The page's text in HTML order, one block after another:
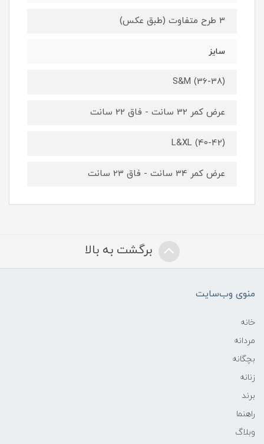
3 طرح متفاوت (طبق عکس)
سایز
S&M (36-38)
عرض کمر 32 سانت - فاق 22 سانت
L&XL (40-42)
عرض کمر 34 سانت - فاق 23 سانت
برگشت به بالا
منوی وب‌سایت
خانه
مردانه
بچگانه
زنانه
برند
راهنما
وبلاگ